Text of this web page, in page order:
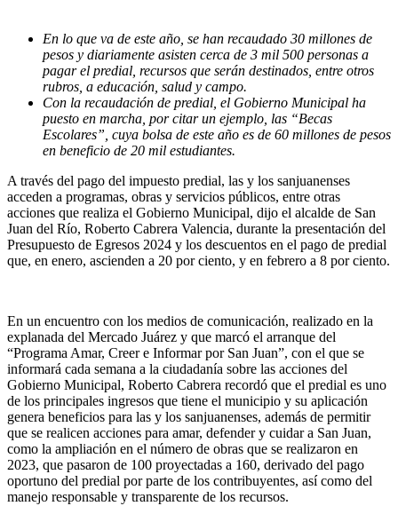
En lo que va de este año, se han recaudado 30 millones de
pesos y diariamente asisten cerca de 3 mil 500 personas a
pagar el predial, recursos que serán destinados, entre otros
rubros, a educación, salud y campo.
Con la recaudación de predial, el Gobierno Municipal ha
puesto en marcha, por citar un ejemplo, las “Becas
Escolares”, cuya bolsa de este año es de 60 millones de pesos
en beneficio de 20 mil estudiantes.
A través del pago del impuesto predial, las y los sanjuanenses
acceden a programas, obras y servicios públicos, entre otras
acciones que realiza el Gobierno Municipal, dijo el alcalde de San
Juan del Río, Roberto Cabrera Valencia, durante la presentación del
Presupuesto de Egresos 2024 y los descuentos en el pago de predial
que, en enero, ascienden a 20 por ciento, y en febrero a 8 por ciento.
En un encuentro con los medios de comunicación, realizado en la
explanada del Mercado Juárez y que marcó el arranque del
“Programa Amar, Creer e Informar por San Juan”, con el que se
informará cada semana a la ciudadanía sobre las acciones del
Gobierno Municipal, Roberto Cabrera recordó que el predial es uno
de los principales ingresos que tiene el municipio y su aplicación
genera beneficios para las y los sanjuanenses, además de permitir
que se realicen acciones para amar, defender y cuidar a San Juan,
como la ampliación en el número de obras que se realizaron en
2023, que pasaron de 100 proyectadas a 160, derivado del pago
oportuno del predial por parte de los contribuyentes, así como del
manejo responsable y transparente de los recursos.